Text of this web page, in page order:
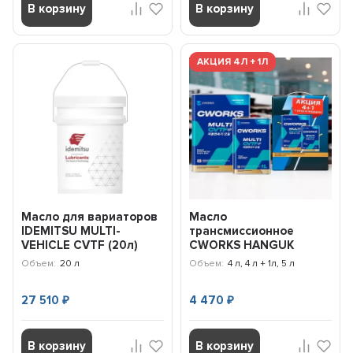
В корзину В корзину
Масло для вариаторов
IDEMITSU MULTI-
VEHICLE CVTF (20л)
30041220520
Объем: 20 л
27 510₽
В корзину
АКЦИЯ 4Л + 1Л
Масло
трансмиссионное
CWORKS HANGUK
MULTI CVTF (5л)
Объем: 4 л, 4 л + 1л, 5 л
4 470 ₽
В корзину